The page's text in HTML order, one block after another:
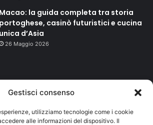
Gestisci consenso
utilizziamo tecnologie come i cookie
alle informazioni del dispositivo. Il
Macao: la guida completa tra storia
portoghese, casinò futuristici e cucina
unica d’Asia
26 Maggio 2026
hotel isole Lago di Garda mare